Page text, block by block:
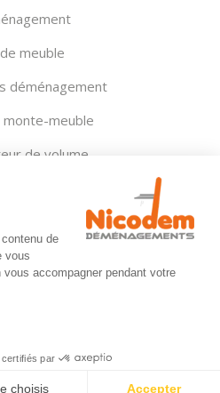
meuble
déménagement
monte-meuble
de volume
de
vous
accompagner pendant votre
par
choisis Accepter